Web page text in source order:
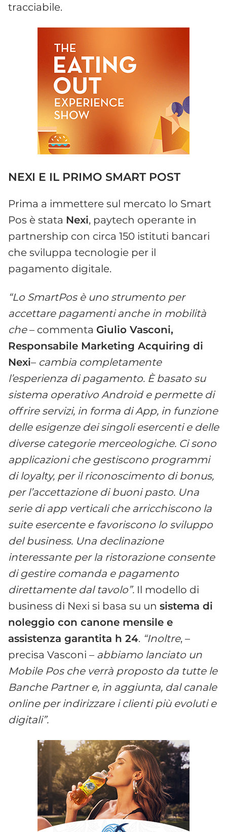
tracciabile.
NEXI E IL PRIMO SMART POST
Prima a immettere sul mercato lo Smart
Pos è stata Nexi, paytech operante in
partnership con circa 150 istituti bancari
che sviluppa tecnologie per il
pagamento digitale.
“Lo SmartPos è uno strumento per
accettare pagamenti anche in mobilità
che– commenta Giulio Vasconi,
Responsabile Marketing Acquiring di
Nexi– cambia completamente
l’esperienza di pagamento. È basato su
sistema operativo Android e permette di
offrire servizi, in forma di App, in funzione
delle esigenze dei singoli esercenti e delle
diverse categorie merceologiche. Ci sono
applicazioni che gestiscono programmi
di loyalty, per il riconoscimento di bonus,
per l’accettazione di buoni pasto. Una
serie di app verticali che arricchiscono la
suite esercente e favoriscono lo sviluppo
del business. Una declinazione
interessante per la ristorazione consente
di gestire comanda e pagamento
direttamente dal tavolo”. Il modello di
business di Nexi si basa su un sistema di
noleggio con canone mensile e
assistenza garantita h 24. “Inoltre, –
precisa Vasconi – abbiamo lanciato un
Mobile Pos che verrà proposto da tutte le
Banche Partner e, in aggiunta, dal canale
online per indirizzare i clienti più evoluti e
digitali”.